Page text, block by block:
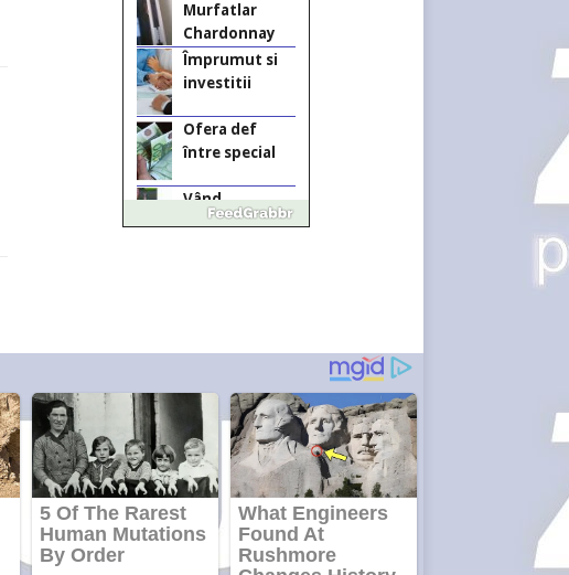
Ofera def
între special
Vând
de publicitate de
tip Adsense
Radu a trecut
la Domnul
Covid-19: 755
de cazuri noi
în România
Răcitor de apă
CW5000 pentru
freze cu laser fără
metale
Răcitor de apă